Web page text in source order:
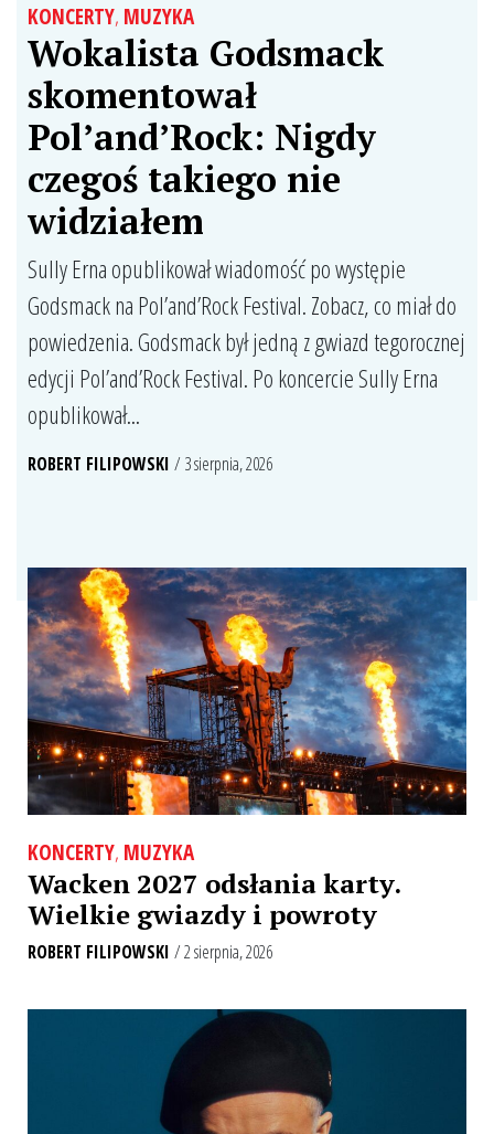
KONCERTY, MUZYKA
Wokalista Godsmack
skomentował
Pol’and’Rock: Nigdy
czegoś takiego nie
widziałem
Sully Erna opublikował wiadomość po występie
Godsmack na Pol’and’Rock Festival. Zobacz, co miał do
powiedzenia. Godsmack był jedną z gwiazd tegorocznej
edycji Pol’and’Rock Festival. Po koncercie Sully Erna
opublikował...
ROBERT FILIPOWSKI / 3 sierpnia, 2026
KONCERTY, MUZYKA
Wacken 2027 odsłania karty.
Wielkie gwiazdy i powroty
ROBERT FILIPOWSKI / 2 sierpnia, 2026